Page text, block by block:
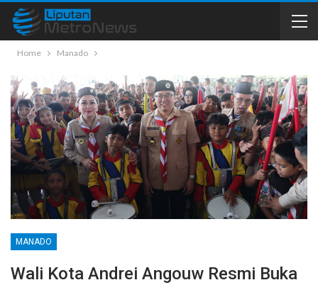
Home Manado
MANADO
Wali Kota Andrei Angouw Resmi Buka